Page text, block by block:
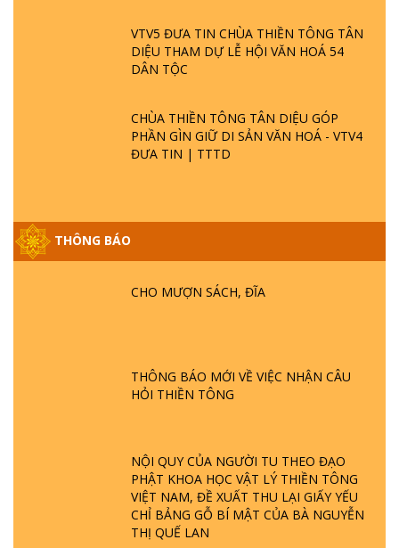
VTV5 ĐƯA TIN CHÙA THIỀN TÔNG TÂN
DIỆU THAM DỰ LỄ HỘI VĂN HOÁ 54
DÂN TỘC
CHÙA THIỀN TÔNG TÂN DIỆU GÓP
PHẦN GÌN GIỮ DI SẢN VĂN HOÁ - VTV4
ĐƯA TIN | TTTD
THÔNG BÁO
CHO MƯỢN SÁCH, ĐĨA
THÔNG BÁO MỚI VỀ VIỆC NHẬN CÂU
HỎI THIỀN TÔNG
NỘI QUY CỦA NGƯỜI TU THEO ĐẠO
PHẬT KHOA HỌC VẬT LÝ THIỀN TÔNG
VIỆT NAM, ĐỀ XUẤT THU LẠI GIẤY YẾU
CHỈ BẢNG GỖ BÍ MẬT CỦA BÀ NGUYỄN
THỊ QUẾ LAN
GIẢI ĐÁP ĐẶC BIỆT P25 - SUỐT 49 NĂM
PHẬT KHÔNG NÓI? HỘI LONG HOA LÀ
HỘI GÌ? TỬ VÌ ĐẠO
PHẬT GIỚI CÓ THỜI GIAN KHÔNG? |
TTTD
LÀ AI? QUỶ SA TĂNG? | TTTD
GIẢI ĐÁP THIỀN TÔNG ĐẶC BIỆT P22 - TẠI
SAO TRÁI ĐẤT NHIỀU THIÊN TAI - LŨ LỤT
- HỎA HOẠN | TTTD